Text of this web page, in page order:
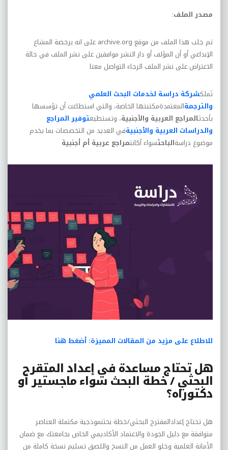
مصدر الملف:
تم جلب هذا الملف من موقع archive.org على انه برخصة المشاع
الإبداعي أو أن المؤلف أو دار النشر موافقين على نشر الملف في حالة
الاعتراض على نشر الملف الرجاء التواصل معنا
تَملكشركة دراسة لخدمات البحث العلمي
والترجمةالمعتمدةمكتبتها الخاصة، والتي استطاعت أن تؤسسها
بأحدثالمراجع العربية والأجنبية، وتستطيعتوفير المراجع
والدراسات العربية والأجنبيةفي العديد من التخصصات بما يخدم
موضوع دراسةالباحثسواء أكانتمراجع عربية أم أجنبية
للاطلاع على مزيد من المقالات المميزة: أضغط هنا
هل تحتاج مساعدة في إعداد المتقرح
البحثي / خطة البحث سواء ماجستير أو
دكتوراه؟
هل تحتاج إعدادالمقترح البحثي/خطة بحثنموذجية مكتملة العناصر
متوافقة مع دليل الجودة والاعتماد الأكاديمي الخاص بجامعتك مع ضمان
الأمانة العلمية وخلو العمل من النسخ واللصق تسليم نسخة كاملة من